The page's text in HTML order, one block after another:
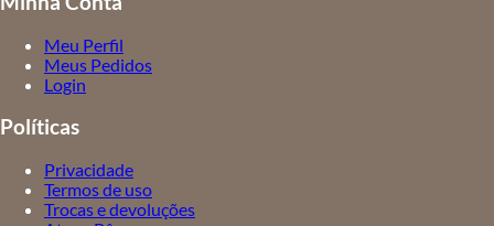
Meu Perfil
Meus Pedidos
Login
Políticas
Privacidade
Termos de uso
Trocas e devoluções